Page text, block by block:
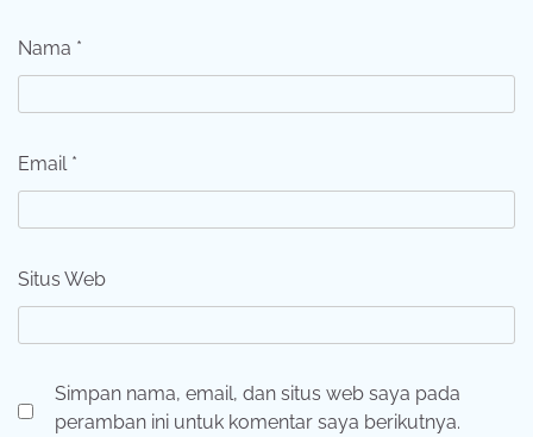
Nama *
Email *
Situs Web
Simpan nama, email, dan situs web saya pada
peramban ini untuk komentar saya berikutnya.